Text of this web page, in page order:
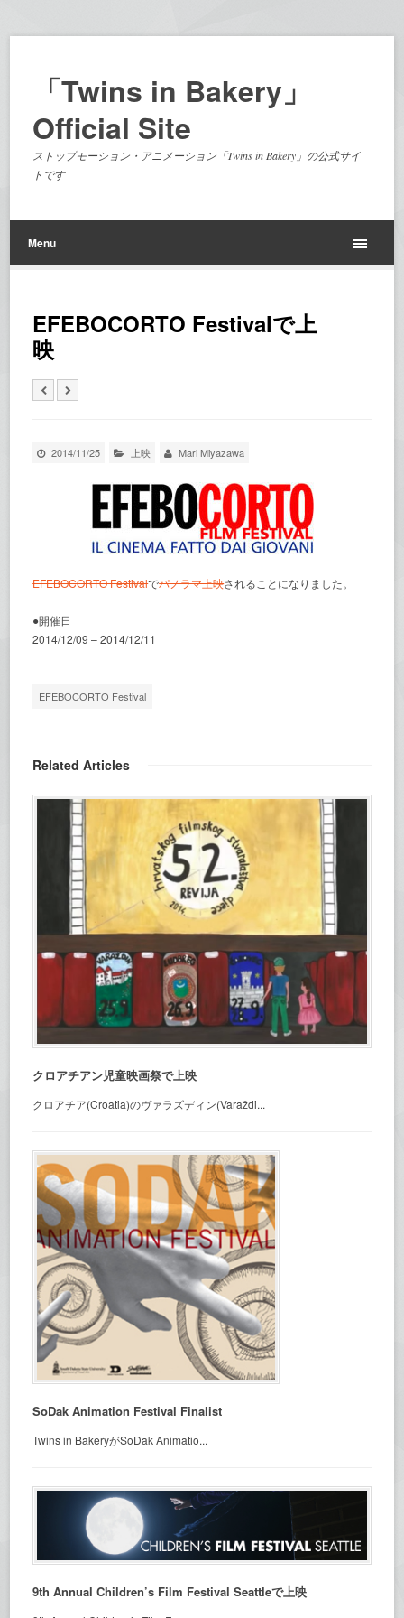
「Twins in Bakery」
Official Site
ストップモーション・アニメーション「Twins in Bakery」の公式サイ
トです
Menu
EFEBOCORTO Festivalで上
映
2014/11/25 上映 Mari Miyazawa
EFEBOCORTO Festivalでパノラマ上映されることになりました。
●開催日
2014/12/09 – 2014/12/11
EFEBOCORTO Festival
Related Articles
クロアチアン児童映画祭で上映
クロアチア(Croatia)のヴァラズディン(Varaždi...
SoDak Animation Festival Finalist
Twins in BakeryがSoDak Animatio...
9th Annual Children’s Film Festival Seattleで上映